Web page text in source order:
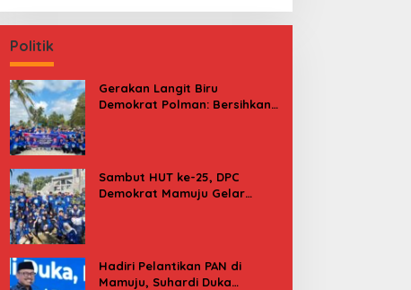
Politik
Gerakan Langit Biru
Demokrat Polman: Bersihkan
Sambut HUT ke-25, DPC
Demokrat Mamuju Gelar
Hadiri Pelantikan PAN di
Mamuju, Suhardi Duka